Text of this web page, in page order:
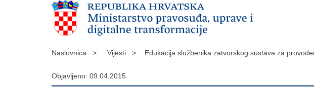
Naslovnica > Vijesti > Edukacija službenika zatvorskog sustava za
Objavljeno: 09.04.2015.